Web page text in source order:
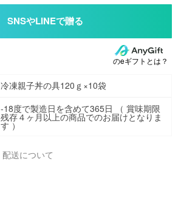
のeギフトとは？
冷凍親子丼の具120ｇ×10袋
-18度で製造日を含めて365日 （ 賞味期限
残存４ヶ月以上の商品でのお届けとなりま
す ）
配送について